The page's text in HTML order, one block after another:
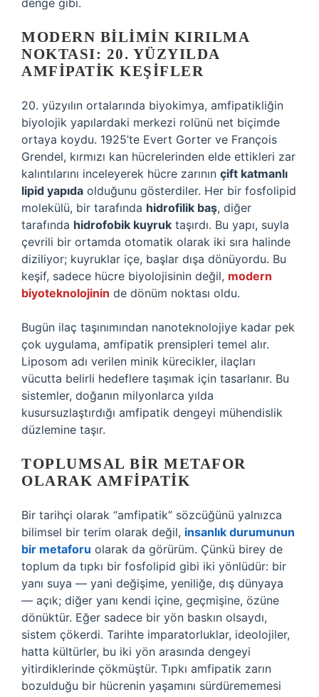
denge gibi.
MODERN BILIMIN KIRILMA
NOKTASI: 20. YÜZYILDA
AMFIPATIK KEŞIFLER
20. yüzyılın ortalarında biyokimya, amfipatikliğin
biyolojik yapılardaki merkezi rolünü net biçimde
ortaya koydu. 1925’te Evert Gorter ve François
Grendel, kırmızı kan hücrelerinden elde ettikleri zar
kalıntılarını inceleyerek hücre zarının çift katmanlı
lipid yapıda olduğunu gösterdiler. Her bir fosfolipid
molekülü, bir tarafında hidrofilik baş, diğer
tarafında hidrofobik kuyruk taşırdı. Bu yapı, suyla
çevrili bir ortamda otomatik olarak iki sıra halinde
diziliyor; kuyruklar içe, başlar dışa dönüyordu. Bu
keşif, sadece hücre biyolojisinin değil, modern
biyoteknolojinin de dönüm noktası oldu.
Bugün ilaç taşınımından nanoteknolojiye kadar pek
çok uygulama, amfipatik prensipleri temel alır.
Liposom adı verilen minik kürecikler, ilaçları
vücutta belirli hedeflere taşımak için tasarlanır. Bu
sistemler, doğanın milyonlarca yılda
kusursuzlaştırdığı amfipatik dengeyi mühendislik
düzlemine taşır.
TOPLUMSAL BIR METAFOR
OLARAK AMFIPATIK
Bir tarihçi olarak “amfipatik” sözcüğünü yalnızca
bilimsel bir terim olarak değil, insanlık durumunun
bir metaforu olarak da görürüm. Çünkü birey de
toplum da tıpkı bir fosfolipid gibi iki yönlüdür: bir
yanı suya — yani değişime, yeniliğe, dış dünyaya
— açık; diğer yanı kendi içine, geçmişine, özüne
dönüktür. Eğer sadece bir yön baskın olsaydı,
sistem çökerdi. Tarihte imparatorluklar, ideolojiler,
hatta kültürler, bu iki yön arasında dengeyi
yitirdiklerinde çökmüştür. Tıpkı amfipatik zarın
bozulduğu bir hücrenin yaşamını sürdürememesi